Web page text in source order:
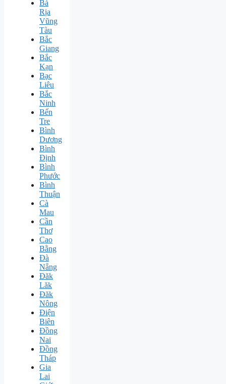
Bà
Rịa
Vũng
Tàu
Bắc
Giang
Bắc
Kạn
Bạc
Liêu
Bắc
Ninh
Bến
Tre
Bình
Dương
Bình
Định
Bình
Phước
Bình
Thuận
Cà
Mau
Cần
Thơ
Cao
Bằng
Đà
Nẵng
Đăk
Lăk
Đăk
Nông
Điện
Biên
Đồng
Nai
Đồng
Tháp
Gia
Lai